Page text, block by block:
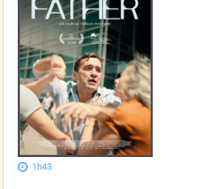
1h43